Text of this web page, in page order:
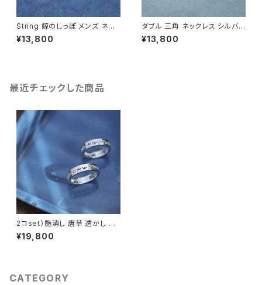
String 鯨のしっぽ メンズ ネッ
クレス シルバー925
¥13,800
ダブル 三角 ネックレス シルバ
ー925 メンズ ユニセックス
¥13,800
最近チェックした商品
2コset）艶消し 唐草 透かし ペ
ア リング シルバー925
¥19,800
CATEGORY